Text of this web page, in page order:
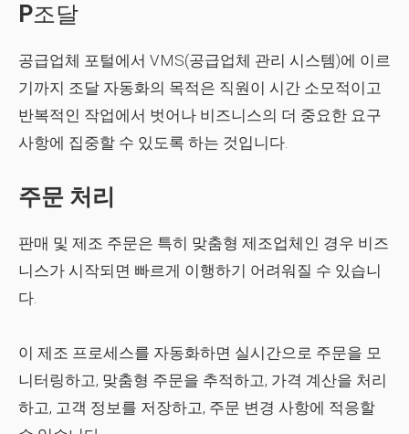
P조달
공급업체 포털에서 VMS(공급업체 관리 시스템)에 이르
기까지 조달 자동화의 목적은 직원이 시간 소모적이고
반복적인 작업에서 벗어나 비즈니스의 더 중요한 요구
사항에 집중할 수 있도록 하는 것입니다.
주문 처리
판매 및 제조 주문은 특히 맞춤형 제조업체인 경우 비즈
니스가 시작되면 빠르게 이행하기 어려워질 수 있습니
다.
이 제조 프로세스를 자동화하면 실시간으로 주문을 모
니터링하고, 맞춤형 주문을 추적하고, 가격 계산을 처리
하고, 고객 정보를 저장하고, 주문 변경 사항에 적응할